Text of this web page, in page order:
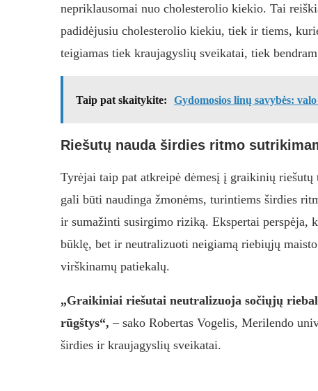
nepriklausomai nuo cholesterolio kiekio. Tai
padidėjusiu cholesterolio kiekiu, tiek ir tiems,
teigiamas tiek kraujagyslių sveikatai, tiek
Taip pat skaitykite: Gydomosios linų savybės:
Riešutų nauda širdies ritmo
Tyrėjai taip pat atkreipė dėmesį į graikinių
gali būti naudinga žmonėms, turintiems širdies
ir sumažinti susirgimo riziką. Ekspertai perspėja,
būklę, bet ir neutralizuoti neigiamą riebiųjų
virškinamų patiekalų.
„Graikiniai riešutai neutralizuoja sočiųjų
rūgštys“, – sako Robertas Vogelis, Merilendo
širdies ir kraujagyslių sveikatai.